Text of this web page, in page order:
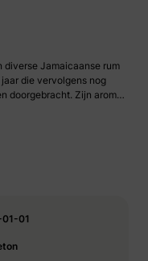
diverse Jamaicaanse rum
die vervolgens nog
doorgebracht. Zijn aroma
op een golf van vanille en
01